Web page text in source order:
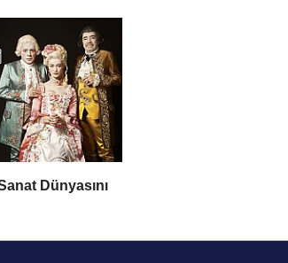
Dünyasını